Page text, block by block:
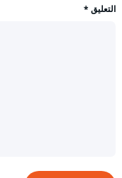
التعليق *